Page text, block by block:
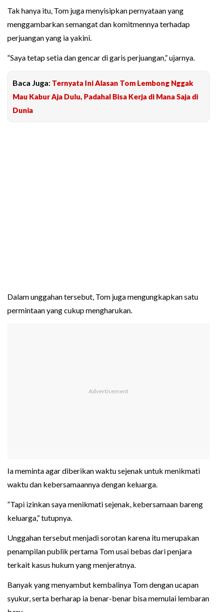
Tak hanya itu, Tom juga menyisipkan pernyataan yang
menggambarkan semangat dan komitmennya terhadap
perjuangan yang ia yakini.
“Saya tetap setia dan gencar di garis perjuangan,” ujarnya.
Baca Juga: Ternyata Ini Alasan Tom Lembong Nggak
Mau Kabur Aja Dulu, Padahal Bisa Kerja di Mana Saja di
Dunia
Dalam unggahan tersebut, Tom juga mengungkapkan satu
permintaan yang cukup mengharukan.
Ia meminta agar diberikan waktu sejenak untuk menikmati
waktu dan kebersamaannya dengan keluarga.
“Tapi izinkan saya menikmati sejenak, kebersamaan bareng
keluarga,” tutupnya.
Unggahan tersebut menjadi sorotan karena itu merupakan
penampilan publik pertama Tom usai bebas dari penjara
terkait kasus hukum yang menjeratnya.
Banyak yang menyambut kembalinya Tom dengan ucapan
syukur, serta berharap ia benar-benar bisa memulai lembaran